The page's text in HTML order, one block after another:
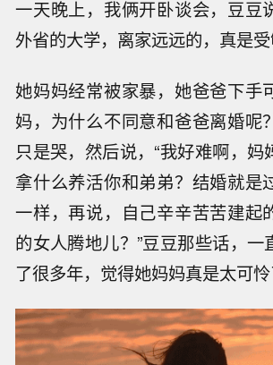
一天晚上，我俩开卧谈会，豆豆
外省的大学，离家远远的，真是受
她妈妈经常被家暴，她爸爸下手
妈，为什么不同意和爸爸离婚呢
只是哭，然后说，“我好难啊，
拿什么养活你和弟弟？结婚就是
一样，再说，自己辛辛苦苦建起
的女人腾地儿？”豆豆那些话，一
了很多年，觉得她妈妈真是太可怜